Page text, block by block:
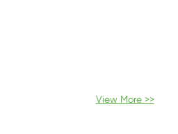
View More >>